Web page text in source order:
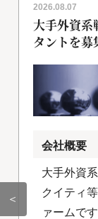
＜
2026.08.07
大手外資系
タントを
会社概要
大手外資
クイティ
ァームで